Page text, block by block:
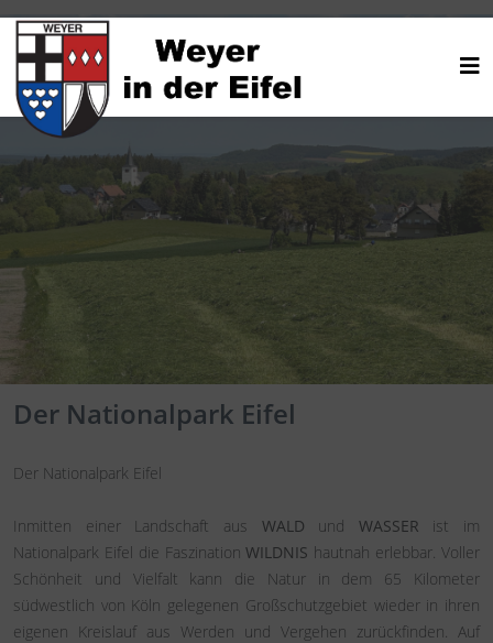
Der Nationalpark Eifel
Der Nationalpark Eifel
Inmitten einer Landschaft aus WALD und WASSER ist im
Nationalpark Eifel die FaszinationWILDNIS hautnah erlebbar. Voller
Schönheit und Vielfalt kann die Natur in dem 65 Kilometer
südwestlich von Köln gelegenen Großschutzgebiet wieder in ihren
eigenen Kreislauf aus Werden und Vergehen zurückfinden. Auf